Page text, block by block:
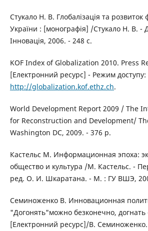
Стукало Н. В. Глобалізація та розвиток
України : [монографія] /Стукало Н. В. -
Інновація, 2006. - 248 с.
KOF Index of Globalization 2010. Press
[Електронний ресурс] - Режим доступу:
http://globalization.kof.ethz.ch.
World Development Report 2009 / The
for Reconstruction and Development/
Washington DC, 2009. - 376 p.
Кастельс М. Информационная эпоха:
общество и культура /М. Кастельс. -
ред. О. И. Шкаратана. - М. : ГУ ВШЭ,
Семиноженко В. Инновационная
"Догонять"можно безконечно,
[Електронний ресурс]/В.